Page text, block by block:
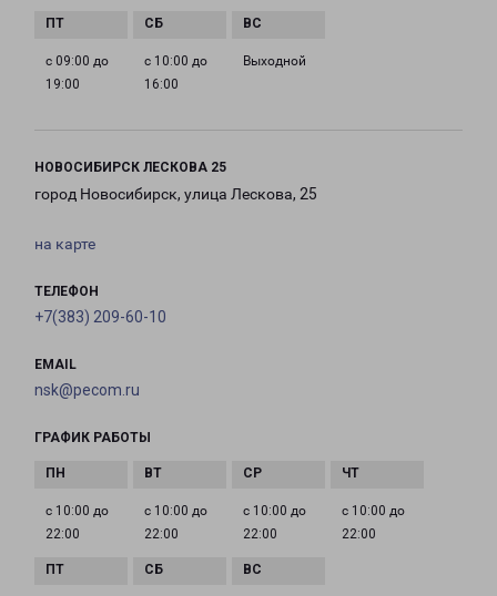
с 09:00 до
19:00
с 10:00 до
16:00
Выходной
НОВОСИБИРСК ЛЕСКОВА 25
город Новосибирск, улица Лескова, 25
на карте
ТЕЛЕФОН
+7(383) 209-60-10
EMAIL
nsk@pecom.ru
ГРАФИК РАБОТЫ
с 10:00 до
22:00
с 10:00 до
22:00
с 10:00 до
22:00
с 10:00 до
22:00